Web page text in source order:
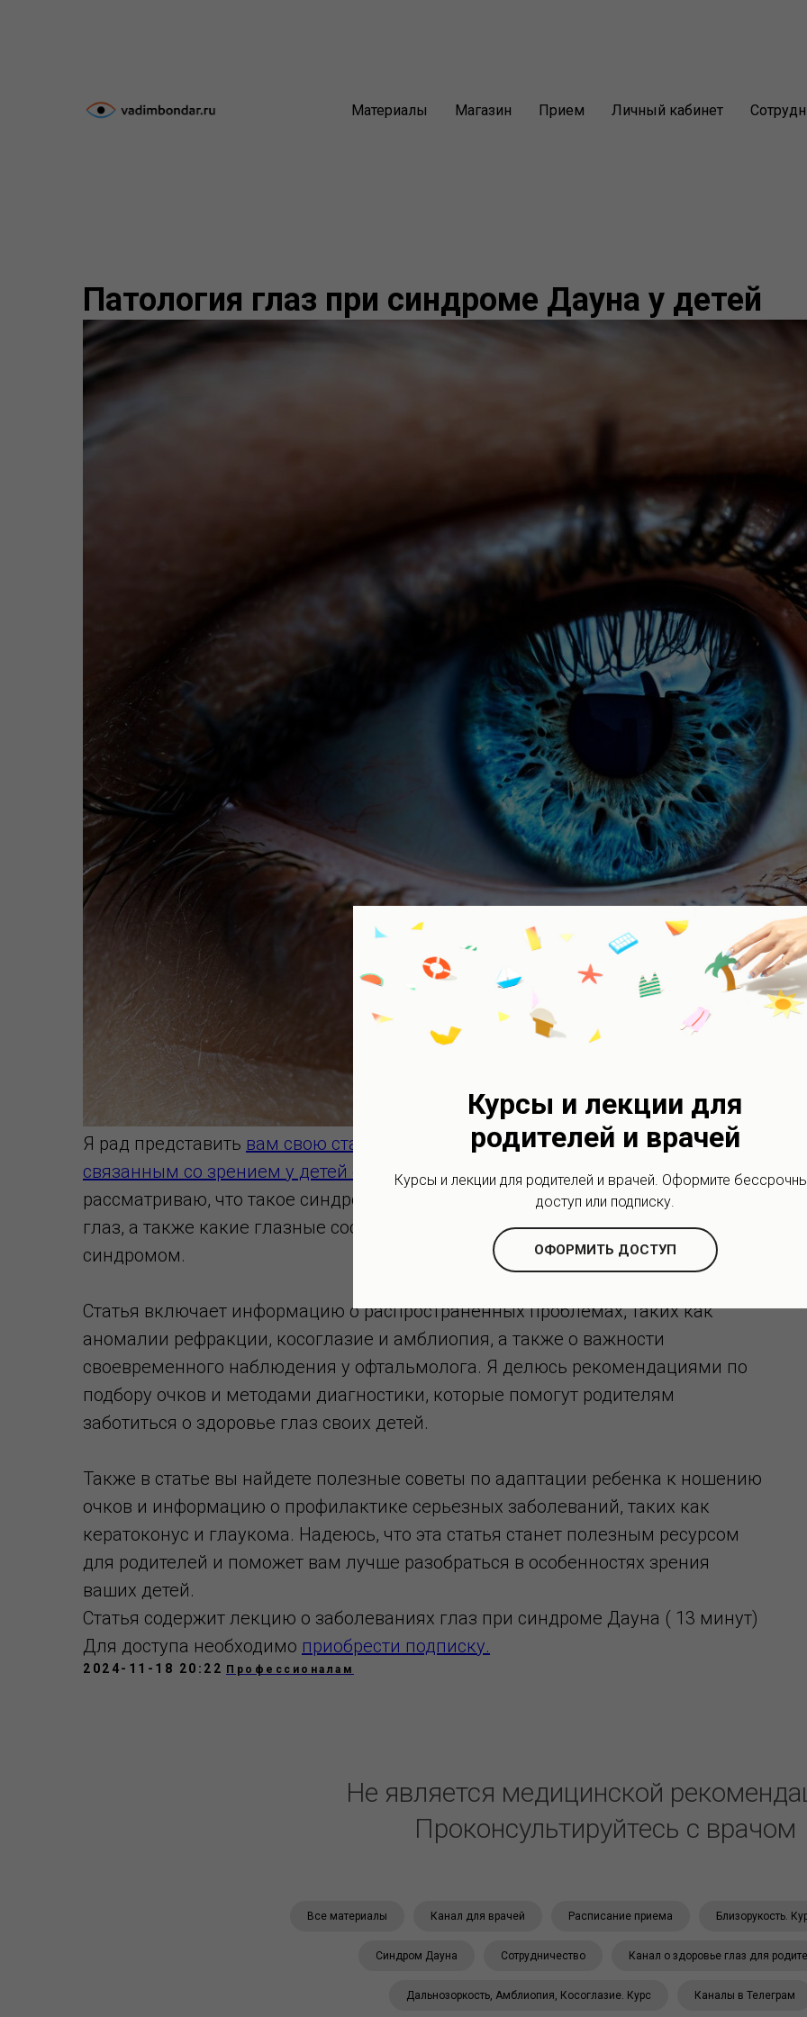
Материалы Магазин Прием Личный кабинет
Патология глаз при синдроме Дауна у детей
Я рад представить вам свою статью, посвященную актуальным вопросам,
связанным со зрением у детей с синдромом Дауна. В ней я подробно
рассматриваю, что такое синдром Дауна, как он влияет на строение и функции
глаз, а также какие глазные состояния могут возникать у детей с этим
синдромом.
Статья включает информацию о распространенных проблемах, таких как
аномалии рефракции, косоглазие и амблиопия, а также о важности
своевременного наблюдения у офтальмолога. Я делюсь рекомендациями по
подбору очков и методами диагностики, которые помогут родителям
заботиться о здоровье глаз своих детей.
Также в статье вы найдете полезные советы по адаптации ребенка к ношению
очков и информацию о профилактике серьезных заболеваний, таких как
кератоконус и глаукома. Надеюсь, что эта статья станет полезным ресурсом
для родителей и поможет вам лучше разобраться в особенностях зрения
ваших детей.
Статья содержит лекцию о заболеваниях глаз при синдроме Дауна ( 13 минут)
Для доступа необходимо приобрести подписку.
2024-11-18 20:22 Профессионалам
Не является медицинской
Проконсультируйтесь с врачом
Все материалы Канал для врачей Расписание приема Близорукость.
Синдром Дауна Сотрудничество Канал о здоровье глаз для
Дальнозоркость, Амблиопия, Косоглазие. Курс Каналы в Телеграм
Курсы и лекции для
родителей и врачей
Курсы и лекции для родителей и врачей. Оформите
доступ или подписку.
ОФОРМИТЬ ДОСТУП